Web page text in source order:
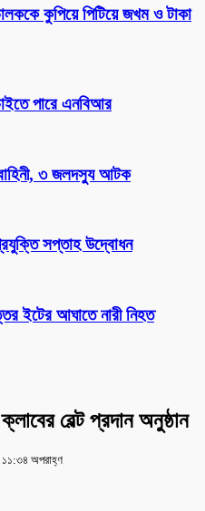
কুপিয়ে পিটিয়ে জখম ও টাকা
পারে এনবিআর
৩ জলদস্যু আটক
সপ্তাহ উদ্বোধন
ইটের আঘাতে নারী নিহত
বেল্ট প্রদান অনুষ্ঠান
১১:৩৪ অপরাহ্ণ